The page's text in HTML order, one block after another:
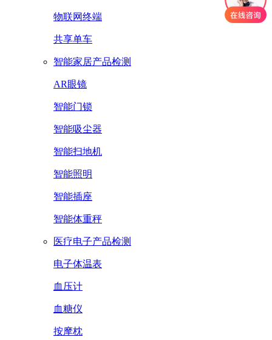
物联网终端
共享单车
智能家居产品检测
AR眼镜
智能门锁
智能吸尘器
智能扫地机
智能照明
智能插座
智能体重秤
医疗电子产品检测
电子体温表
血压计
血糖仪
按摩枕